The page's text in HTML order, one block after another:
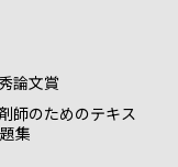
論文賞
師のためのテキス
集